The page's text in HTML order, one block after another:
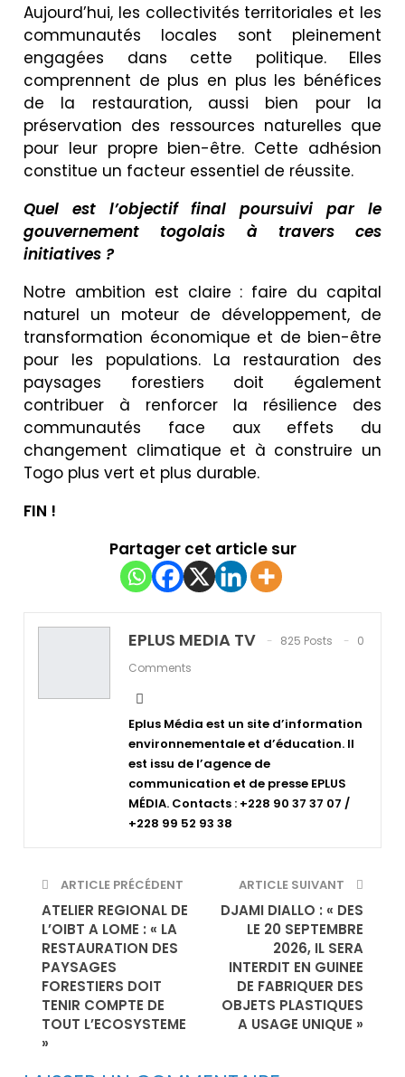
Aujourd’hui, les collectivités territoriales et les
communautés locales sont pleinement
engagées dans cette politique. Elles
comprennent de plus en plus les bénéfices
de la restauration, aussi bien pour la
préservation des ressources naturelles que
pour leur propre bien-être. Cette adhésion
constitue un facteur essentiel de réussite.
Quel est l’objectif final poursuivi par le
gouvernement togolais à travers ces
initiatives ?
Notre ambition est claire : faire du capital
naturel un moteur de développement, de
transformation économique et de bien-être
pour les populations. La restauration des
paysages forestiers doit également
contribuer à renforcer la résilience des
communautés face aux effets du
changement climatique et à construire un
Togo plus vert et plus durable.
FIN !
Partager cet article sur
EPLUS MEDIA TV 825 Posts
0
Comments
Eplus Média est un site d’information
environnementale et d’éducation. Il
est issu de l’agence de
communication et de presse EPLUS
MÉDIA. Contacts : +228 90 37 37 07 /
+228 99 52 93 38
ARTICLE PRÉCÉDENT
ATELIER REGIONAL DE
L’OIBT A LOME : « LA
RESTAURATION DES
PAYSAGES
FORESTIERS DOIT
TENIR COMPTE DE
TOUT L’ECOSYSTEME
»
ARTICLE SUIVANT
DJAMI DIALLO : « DES
LE 20 SEPTEMBRE
2026, IL SERA
INTERDIT EN GUINEE
DE FABRIQUER DES
OBJETS PLASTIQUES
A USAGE UNIQUE »